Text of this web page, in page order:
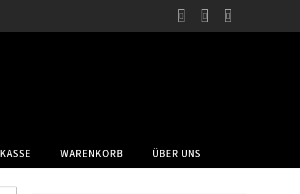
KASSE WARENKORB ÜBER UNS